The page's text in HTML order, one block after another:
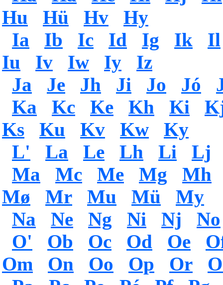
Hu
Hü Hv
Hy
Ia
Ib Ic Id Ig Ik
Il
Iu
Iv Iw Iy
Iz
Ja
Je Jh Ji Jo Jó
Ka
Kc Ke Kh Ki
Ks
Ku Kv Kw
Ky
L'
La Le Lh Li
Lj
Ma
Mc Me Mg
Mh
Mø
Mr Mu Mü
My
Na
Ne Ng Ni Nj
No
O'
Ob Oc Od Oe
Om
On Oo Op Or